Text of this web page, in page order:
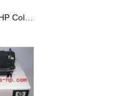
RM1-2752 HP Color LaserJet 3600 3800 CP3505D转印组件